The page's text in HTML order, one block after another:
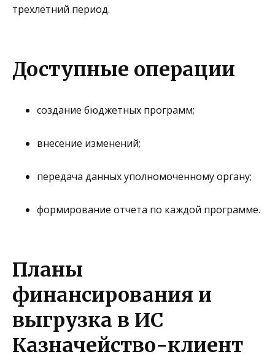
трехлетний период.
Доступные операции
создание бюджетных программ;
внесение изменений;
передача данных уполномоченному органу;
формирование отчета по каждой программе.
Планы
финансирования и
выгрузка в ИС
Казначейство-клиент